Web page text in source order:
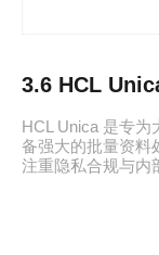
3.6 HCL
HCL Unica 是专
备强大的批量资料
注重隐私合规与内